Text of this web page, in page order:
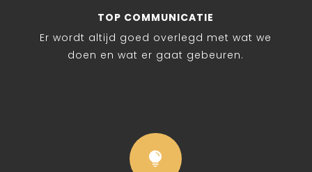
TOP COMMUNICATIE
Er wordt altijd goed overlegd met wat we
doen en wat er gaat gebeuren.
